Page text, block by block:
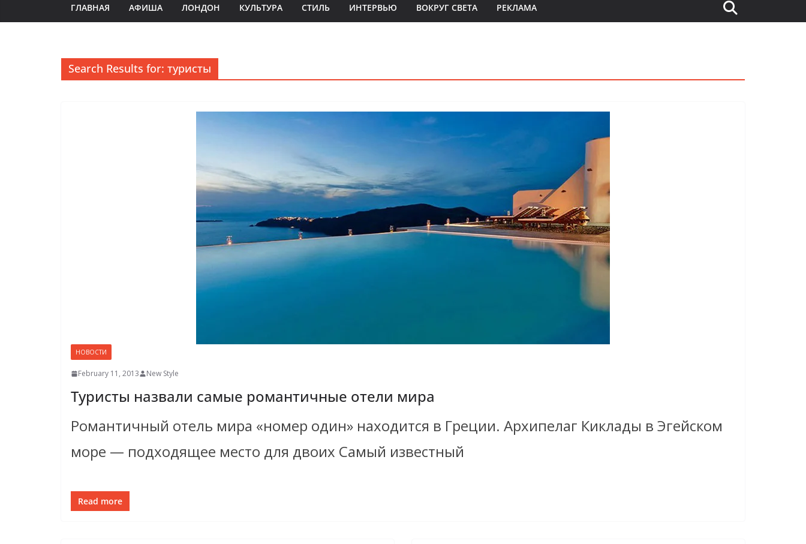
ГЛАВНАЯ АФИША ЛОНДОН КУЛЬТУРА СТИЛЬ ИНТЕРВЬЮ ВОКРУГ СВЕТА РЕКЛАМА
Search Results for: туристы
НОВОСТИ
February 11, 2013 New Style
Туристы назвали самые романтичные отели мира
Романтичный отель мира «номер один» находится в Греции. Архипелаг Киклады в Эгейском
море — подходящее место для двоих Самый известный
Read more